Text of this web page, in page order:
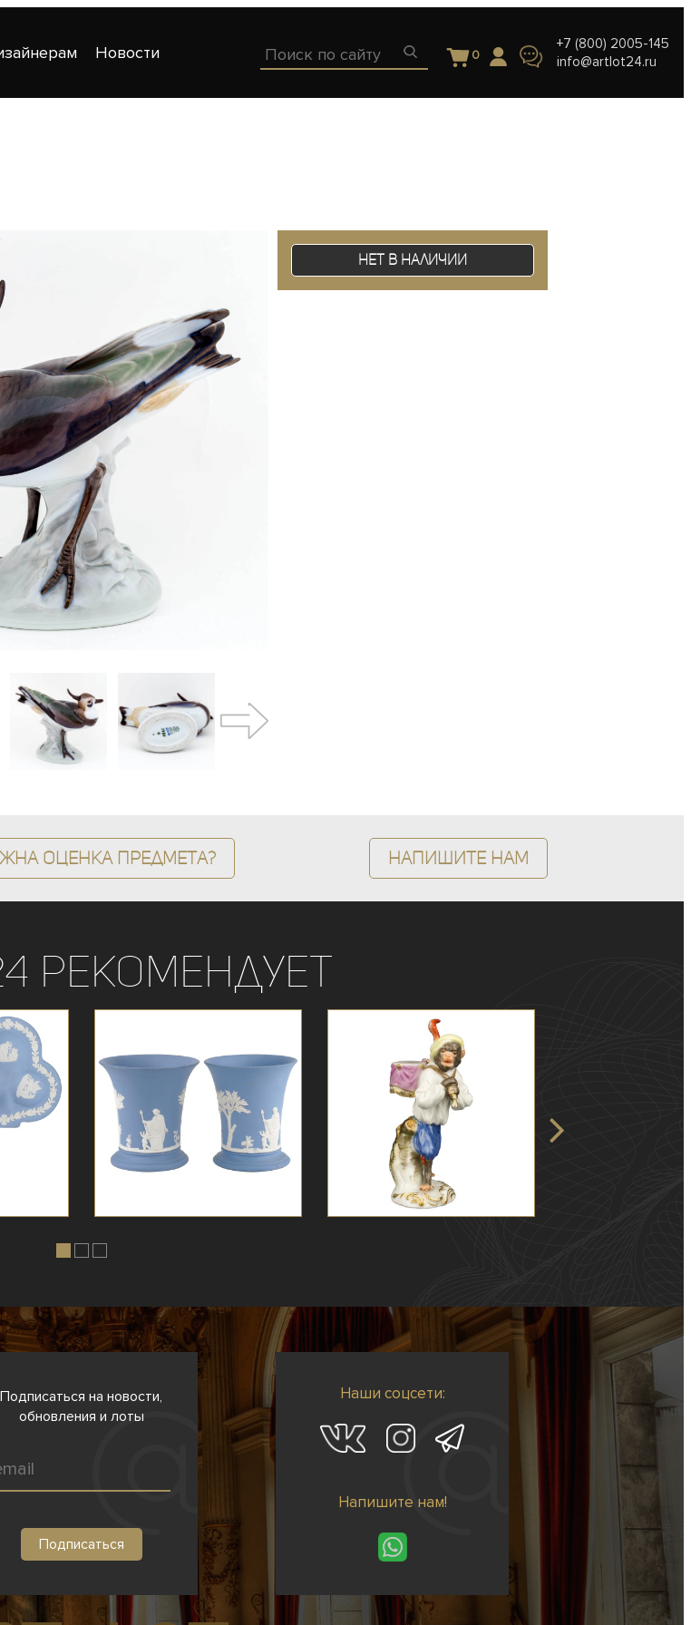
Новости 0
+7 (800) 2005-145
info@artlot24.ru
Нет в наличии
оценка предмета? Напишите нам
рекомендует
Подписаться на новости,
обновления и лоты
Наши соцсети:
Напишите нам!